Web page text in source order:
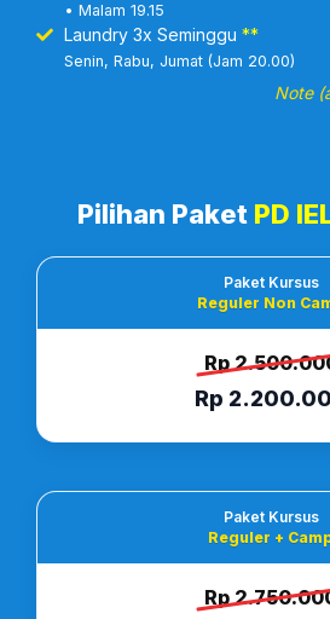
• Malam 19.15
Laundry 3x Seminggu **
Senin, Rabu, Jumat (Jam 20.00)
Note
Pilihan Paket PD
Paket Kursus
Reguler Non
Rp
Rp
Paket Kursus
Reguler +
Rp